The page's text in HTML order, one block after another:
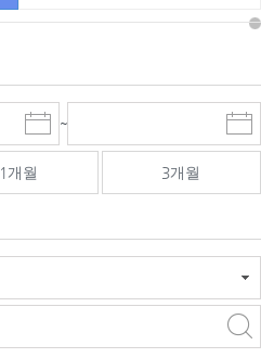
시
작
일
선
~
마
감
선
1개월 3개월